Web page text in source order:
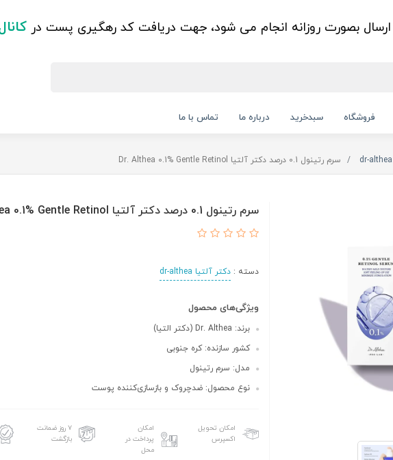
ارسال بصورت روزانه انجام می شود، جهت دریافت کد رهگیری پست در
فروشگاه سبدخرید درباره ما تماس با ما
سرم رتینول 0.1 درصد دکتر آلتیا Dr. Althea 0.1% Gentle Retinol
سرم رتینول 0.1 درصد دکتر آلتیا Dr. Althea 0.1% Gentle Retinol
دسته :دکتر آلتیا dr-althea
ویژگی‌های محصول
برند: Dr. Althea (دکتر التیا)
کشور سازنده: کره جنوبی
مدل: سرم رتینول
نوع محصول: ضدچروک و بازسازی‌کننده پوست
امکان تحویل
اکسپرس
امکان
پرداخت در
محل
۷ روز ضمانت
بازگشت